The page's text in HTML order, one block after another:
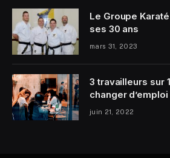
Le Groupe
ses 30 ans
mars 31, 2023
3 travailleurs sur
changer d’emploi
juin 21, 2022